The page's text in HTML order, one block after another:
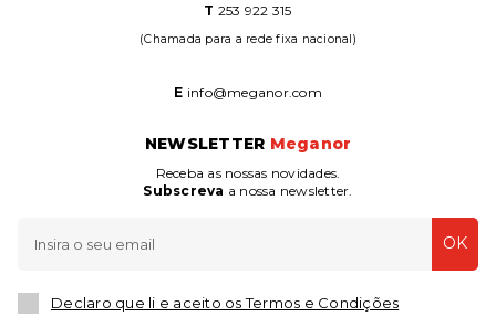
T 253 922 315
(Chamada para a rede fixa nacional)
E info@meganor.com
NEWSLETTER Meganor
Receba as nossas novidades.
Subscreva a nossa newsletter.
OK
Declaro que li e aceito os Termos e Condições